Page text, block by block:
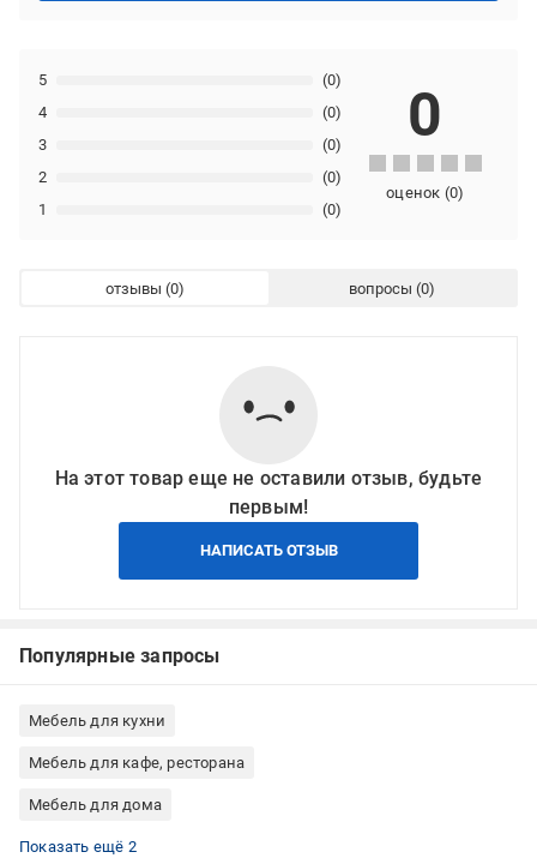
1 (0)
2 (0)
3 (0)
4 (0)
5 (0)
0
оценок (0)
отзывы вопросы
На этот товар еще не оставили отзыв, будьте
первым!
НАПИСАТЬ ОТЗЫВ
Популярные запросы
Мебель для кухни
Мебель для кафе, ресторана
Мебель для дома
Стулья кухонные со спинкой
Металлические кухонные стулья
Показать ещё 2